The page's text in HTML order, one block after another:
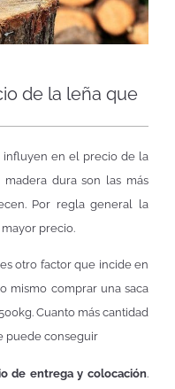
de la leña que
influyen en el precio de la
madera dura son las más
Por regla general la
precio.
otro factor que incide en
mismo comprar una saca
Cuanto más cantidad
puede conseguir
de entrega y colocación.